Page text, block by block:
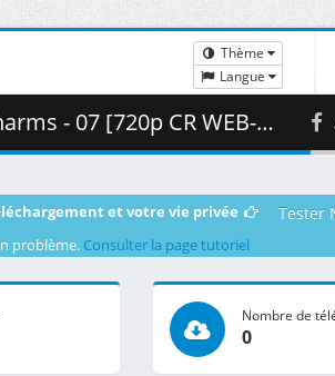
Thème
Langue
AVC AAC].mkv.001 ( 354.29 MB )
et votre vie privée Tester
problème. Consulter la page tutoriel
Nombre de
0